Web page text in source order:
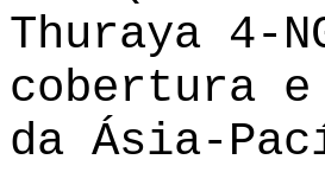
Thuraya 4-
cobertura e
da Ásia-